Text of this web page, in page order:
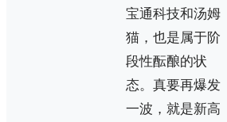
宝通科技和汤姆
猫，也是属于阶
段性酝酿的状
态。真要再爆发
一波，就是新高